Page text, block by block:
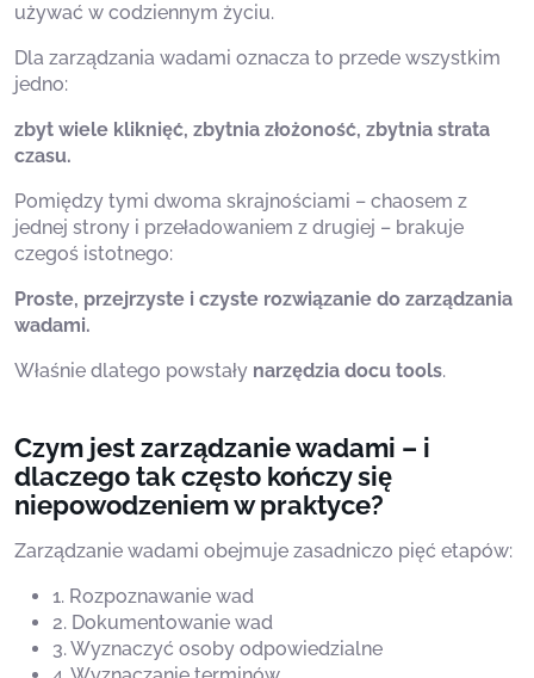
używać w codziennym życiu.
Dla zarządzania wadami oznacza to przede wszystkim
jedno:
zbyt wiele kliknięć, zbytnia złożoność, zbytnia strata
czasu.
Pomiędzy tymi dwoma skrajnościami – chaosem z
jednej strony i przeładowaniem z drugiej – brakuje
czegoś istotnego:
Proste, przejrzyste i czyste rozwiązanie do zarządzania
wadami.
Właśnie dlatego powstały narzędzia docu tools.
Czym jest zarządzanie wadami – i
dlaczego tak często kończy się
niepowodzeniem w praktyce?
Zarządzanie wadami obejmuje zasadniczo pięć etapów:
1. Rozpoznawanie wad
2. Dokumentowanie wad
3. Wyznaczyć osoby odpowiedzialne